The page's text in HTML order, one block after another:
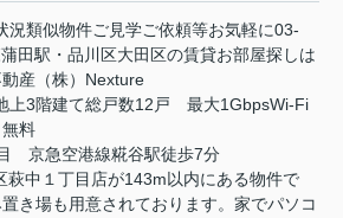
況類似物件ご見学ご依頼等お気軽に03-
田駅・品川区大田区の賃貸お部屋探しは
動産（株）Nexture
3階建て総戸数12戸 最大1GbpsWi-Fi
料
京急空港線糀谷駅徒歩7分
萩中１丁目店が143m以内にある物件で
き場も用意されております。家でパソコ